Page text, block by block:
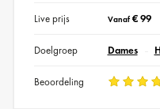
Live prijs Vanaf€ 99
Doelgroep Dames
Beoordeling